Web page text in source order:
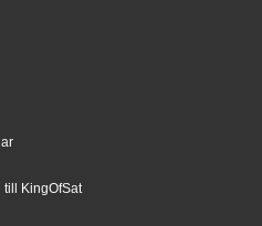
till KingOfSat